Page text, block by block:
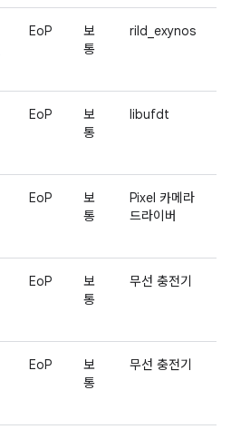
EoP
보
통
rild_exynos
EoP
보
통
libufdt
EoP
보
통
Pixel 카메라
드라이버
EoP
보
통
무선 충전기
EoP
보
통
무선 충전기